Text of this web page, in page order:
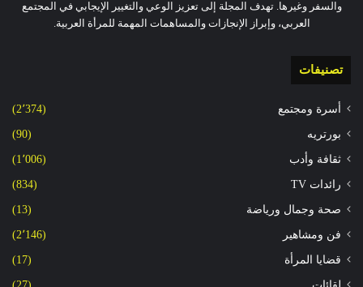
والسفر وغيرها. تهدف المجلة إلى تعزيز الوعي والتغيير الإيجابي في المجتمع
العربي، وإبراز الإنجازات والمساهمات المهمة للمرأة العربية.
تصنيفات
أسرة ومجتمع (2٬374)
بورتريه (90)
ثقافة وأدب (1٬006)
رائدات TV (834)
صحة وجمال ورياضة (13)
فن ومشاهير (2٬146)
قضايا المرأة (17)